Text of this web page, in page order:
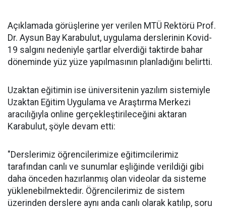
Açıklamada görüşlerine yer verilen MTÜ Rektörü Prof.
Dr. Aysun Bay Karabulut, uygulama derslerinin Kovid-
19 salgını nedeniyle şartlar elverdiği taktirde bahar
döneminde yüz yüze yapılmasının planladığını belirtti.
Uzaktan eğitimin ise üniversitenin yazılım sistemiyle
Uzaktan Eğitim Uygulama ve Araştırma Merkezi
aracılığıyla online gerçekleştirileceğini aktaran
Karabulut, şöyle devam etti:
"Derslerimiz öğrencilerimize eğitimcilerimiz
tarafından canlı ve sunumlar eşliğinde verildiği gibi
daha önceden hazırlanmış olan videolar da sisteme
yüklenebilmektedir. Öğrencilerimiz de sistem
üzerinden derslere aynı anda canlı olarak katılıp, soru